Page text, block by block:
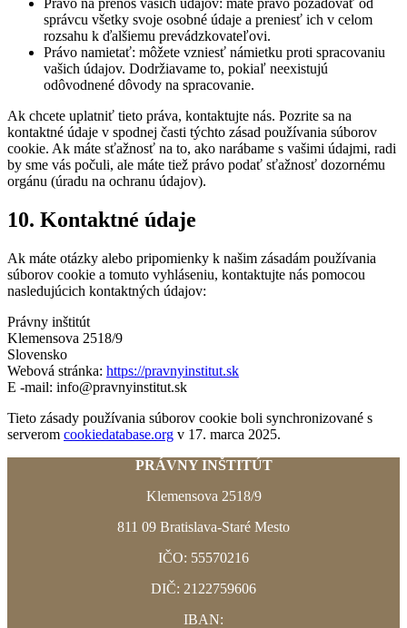
správcu všetky svoje osobné údaje a preniesť ich v celom
rozsahu k ďalšiemu prevádzkovateľovi.
Právo namietať: môžete vzniesť námietku proti spracovaniu
vašich údajov. Dodržiavame to, pokiaľ neexistujú
odôvodnené dôvody na spracovanie.
Ak chcete uplatniť tieto práva, kontaktujte nás. Pozrite sa na
kontaktné údaje v spodnej časti týchto zásad používania súborov
cookie. Ak máte sťažnosť na to, ako narábame s vašimi údajmi, radi
by sme vás počuli, ale máte tiež právo podať sťažnosť dozornému
orgánu (úradu na ochranu údajov).
10. Kontaktné údaje
Ak máte otázky alebo pripomienky k našim zásadám používania
súborov cookie a tomuto vyhláseniu, kontaktujte nás pomocou
nasledujúcich kontaktných údajov:
Právny inštitút
Klemensova 2518/9
Slovensko
Webová stránka: https://pravnyinstitut.sk
E -mail: info@pravnyinstitut.sk
Tieto zásady používania súborov cookie boli synchronizované s
serverom cookiedatabase.org v 17. marca 2025.
PRÁVNY INŠTITÚT
Klemensova 2518/9
811 09 Bratislava-Staré Mesto
IČO: 55570216
DIČ: 2122759606
IBAN: